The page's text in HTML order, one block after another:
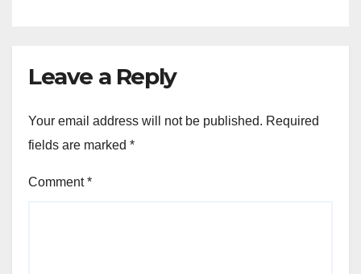
Leave a Reply
Your email address will not be published. Required
fields are marked *
Comment*